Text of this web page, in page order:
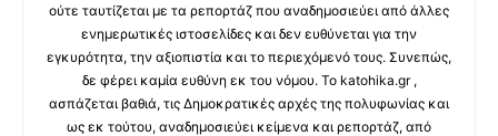
ούτε ταυτίζεται με τα ρεπορτάζ που αναδημοσιεύει από άλλες
ενημερωτικές ιστοσελίδες και δεν ευθύνεται για την
εγκυρότητα, την αξιοπιστία και το περιεχόμενό τους. Συνεπώς,
δε φέρει καμία ευθύνη εκ του νόμου. Το katohika.gr ,
ασπάζεται βαθιά, τις Δημοκρατικές αρχές της πολυφωνίας και
ως εκ τούτου, αναδημοσιεύει κείμενα και ρεπορτάζ, από